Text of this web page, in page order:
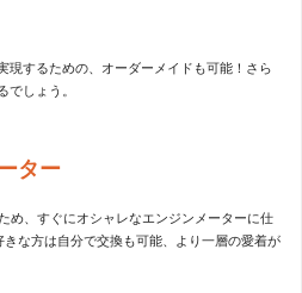
現するための、オーダーメイドも可能！さら
でしょう。
ター
め、すぐにオシャレなエンジンメーターに仕
きな方は自分で交換も可能、より一層の愛着が